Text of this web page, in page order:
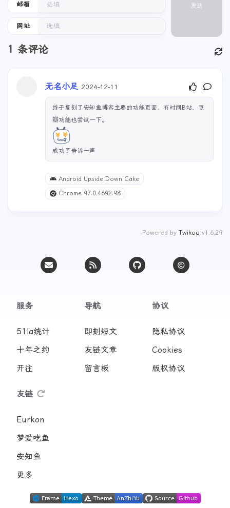
邮箱
网址
发送
1 条评论
无名小足 2024-12-11
终于复刻了安知鱼博客主要的功能页面，有时间B站、豆
瓣功能也尝试一下。
成功了告诉一声
Android Upside Down Cake
Chrome 97.0.4692.98
Powered by Twikoo v1.6.29
服务
51la统计
十年之约
开往
导航
即刻短文
友链文章
留言板
协议
隐私协议
Cookies
版权协议
友链
Eurkon
梦爱吃鱼
安知鱼
更多